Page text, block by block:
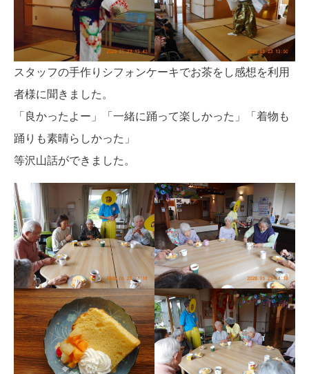
スタッフの手作りシフォンケーキでお茶をし感想を利用
者様に聞きました。
「良かったよー」「一緒に踊って楽しかった」「着物も
踊りも素晴らしかった」
等沢山話ができました。